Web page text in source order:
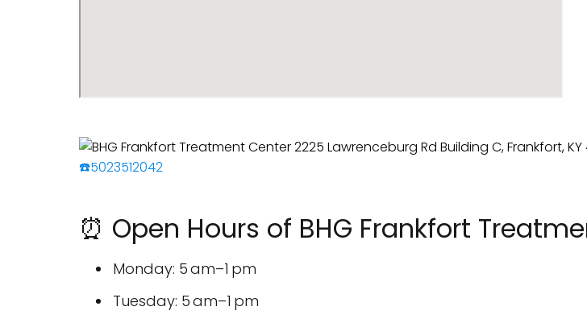
☎️5023512042
⏰ Open Hours of BHG Frankfort
Monday: 5 am–1 pm
Tuesday: 5 am–1 pm